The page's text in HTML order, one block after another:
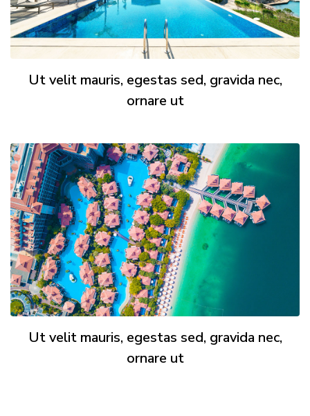
Ut velit mauris, egestas sed, gravida nec,
ornare ut
Ut velit mauris, egestas sed, gravida nec,
ornare ut